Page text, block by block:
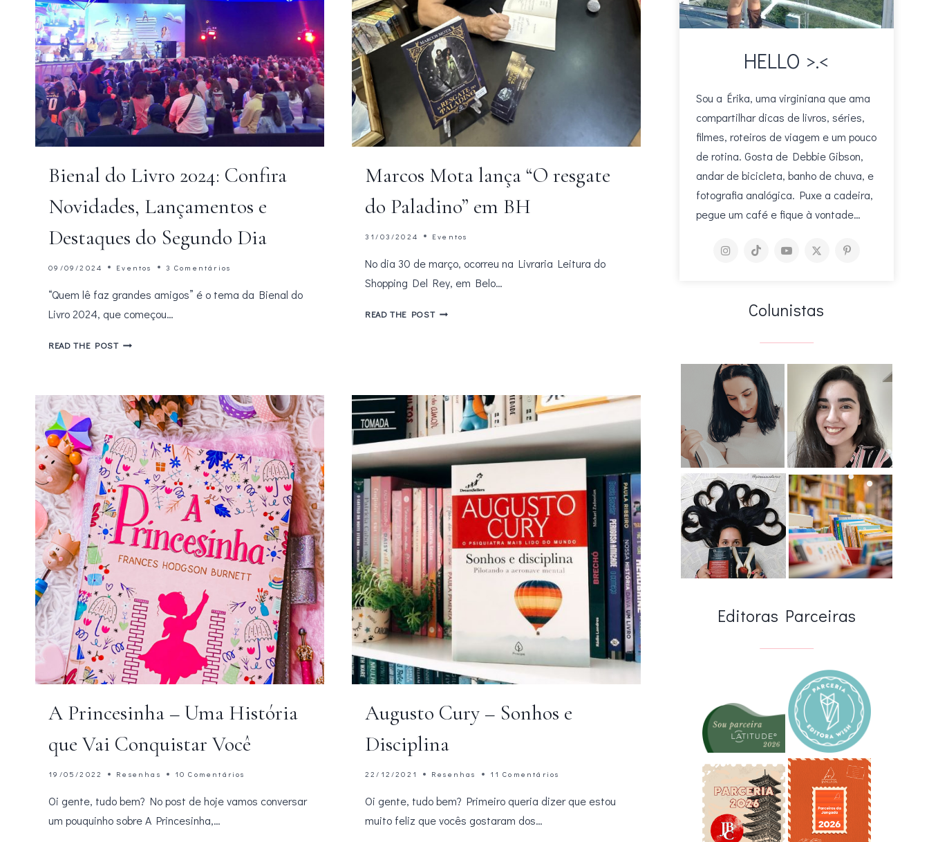
Bienal do Livro 2024: Confira
Novidades, Lançamentos e
Destaques do Segundo Dia
09/09/2024 Eventos 3 Comentários
“Quem lê faz grandes amigos” é o tema da Bienal do
Livro 2024, que começou…
READ THE POSTBIENAL
CONFIRA
NOVIDADES,
LANÇAMENTOS
E
DESTAQUES
DO
SEGUNDO
DIA
Marcos Mota lança “O resgate
do Paladino” em BH
31/03/2024 Eventos
No dia 30 de março, ocorreu na Livraria Leitura do
Shopping Del Rey, em Belo…
READ THE POSTMARCOS
PALADINO”
EM
BH
A Princesinha – Uma História
que Vai Conquistar Você
19/05/2022 Resenhas 10 Comentários
Oi gente, tudo bem? No post de hoje vamos conversar
um pouquinho sobre A Princesinha,…
Augusto Cury – Sonhos e
Disciplina
22/12/2021 Resenhas 11 Comentários
Oi gente, tudo bem? Primeiro queria dizer que estou
muito feliz que vocês gostaram dos…
HELLO >.<
Sou a Érika, uma virginiana que ama
compartilhar dicas de livros, séries,
filmes, roteiros de viagem e um pouco
de rotina. Gosta de Debbie Gibson,
andar de bicicleta, banho de chuva, e
fotografia analógica. Puxe a cadeira,
pegue um café e fique à vontade…
Colunistas
Editoras Parceiras